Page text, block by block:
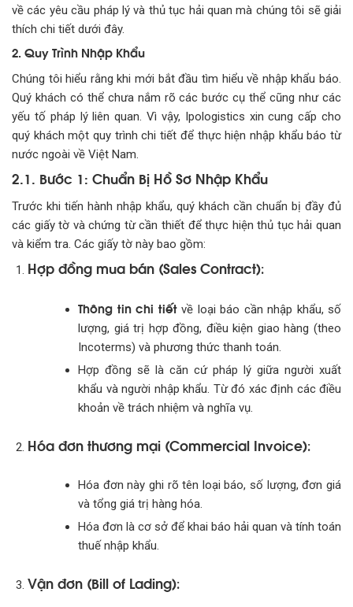
về các yêu cầu pháp lý và thủ tục hải quan mà chúng tôi sẽ giải
thích chi tiết dưới đây.
2. Quy Trình Nhập Khẩu
Chúng tôi hiểu rằng khi mới bắt đầu tìm hiểu về nhập khẩu báo.
Quý khách có thể chưa nắm rõ các bước cụ thể cũng như các
yếu tố pháp lý liên quan. Vì vậy, Ipologistics xin cung cấp cho
quý khách một quy trình chi tiết để thực hiện nhập khẩu báo từ
nước ngoài về Việt Nam.
2.1. Bước 1: Chuẩn Bị Hồ Sơ Nhập Khẩu
Trước khi tiến hành nhập khẩu, quý khách cần chuẩn bị đầy đủ
các giấy tờ và chứng từ cần thiết để thực hiện thủ tục hải quan
và kiểm tra. Các giấy tờ này bao gồm:
Hợp đồng mua bán (Sales Contract):
Thông tin chi tiếtvề loại báo cần nhập khẩu, số
lượng, giá trị hợp đồng, điều kiện giao hàng (theo
Incoterms) và phương thức thanh toán.
Hợp đồng sẽ là căn cứ pháp lý giữa người xuất
khẩu và người nhập khẩu. Từ đó xác định các điều
khoản về trách nhiệm và nghĩa vụ.
Hóa đơn thương mại (Commercial Invoice):
Hóa đơn này ghi rõ tên loại báo, số lượng, đơn giá
và tổng giá trị hàng hóa.
Hóa đơn là cơ sở để khai báo hải quan và tính toán
thuế nhập khẩu.
Vận đơn (Bill of Lading):